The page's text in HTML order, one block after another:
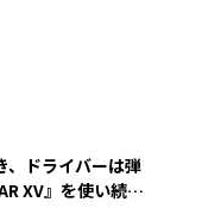
、ドライバーは弾
XV』を使い続け